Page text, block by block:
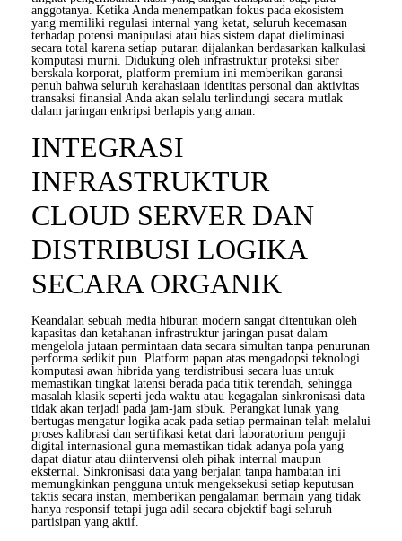
anggotanya. Ketika Anda menempatkan fokus pada ekosistem
yang memiliki regulasi internal yang ketat, seluruh kecemasan
terhadap potensi manipulasi atau bias sistem dapat dieliminasi
secara total karena setiap putaran dijalankan berdasarkan kalkulasi
komputasi murni. Didukung oleh infrastruktur proteksi siber
berskala korporat, platform premium ini memberikan garansi
penuh bahwa seluruh kerahasiaan identitas personal dan aktivitas
transaksi finansial Anda akan selalu terlindungi secara mutlak
dalam jaringan enkripsi berlapis yang aman.
INTEGRASI
INFRASTRUKTUR
CLOUD SERVER DAN
DISTRIBUSI LOGIKA
SECARA ORGANIK
Keandalan sebuah media hiburan modern sangat ditentukan oleh
kapasitas dan ketahanan infrastruktur jaringan pusat dalam
mengelola jutaan permintaan data secara simultan tanpa penurunan
performa sedikit pun. Platform papan atas mengadopsi teknologi
komputasi awan hibrida yang terdistribusi secara luas untuk
memastikan tingkat latensi berada pada titik terendah, sehingga
masalah klasik seperti jeda waktu atau kegagalan sinkronisasi data
tidak akan terjadi pada jam-jam sibuk. Perangkat lunak yang
bertugas mengatur logika acak pada setiap permainan telah melalui
proses kalibrasi dan sertifikasi ketat dari laboratorium penguji
digital internasional guna memastikan tidak adanya pola yang
dapat diatur atau diintervensi oleh pihak internal maupun
eksternal. Sinkronisasi data yang berjalan tanpa hambatan ini
memungkinkan pengguna untuk mengeksekusi setiap keputusan
taktis secara instan, memberikan pengalaman bermain yang tidak
hanya responsif tetapi juga adil secara objektif bagi seluruh
partisipan yang aktif.